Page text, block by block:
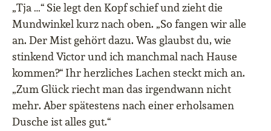
„Tja …“ Sie legt den Kopf schief und zieht die
Mundwinkel kurz nach oben. „So fangen wir alle
an. Der Mist gehört dazu. Was glaubst du, wie
stinkend Victor und ich manchmal nach Hause
kommen?“ Ihr herzliches Lachen steckt mich an.
„Zum Glück riecht man das irgendwann nicht
mehr. Aber spätestens nach einer erholsamen
Dusche ist alles gut.“